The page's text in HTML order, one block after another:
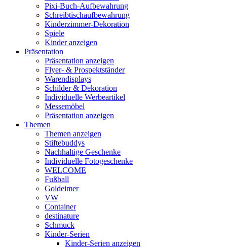
Pixi-Buch-Aufbewahrung
Schreibtischaufbewahrung
Kinderzimmer-Dekoration
Spiele
Kinder anzeigen
Präsentation
Präsentation anzeigen
Flyer- & Prospektständer
Warendisplays
Schilder & Dekoration
Individuelle Werbeartikel
Messemöbel
Präsentation anzeigen
Themen
Themen anzeigen
Stiftebuddys
Nachhaltige Geschenke
Individuelle Fotogeschenke
WELCOME
Fußball
Goldeimer
VW
Container
destinature
Schmuck
Kinder-Serien
Kinder-Serien anzeigen